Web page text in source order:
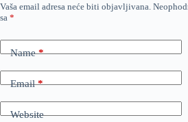
Vaša email adresa neće biti objavljivana.
sa *
Name*
Email*
Website